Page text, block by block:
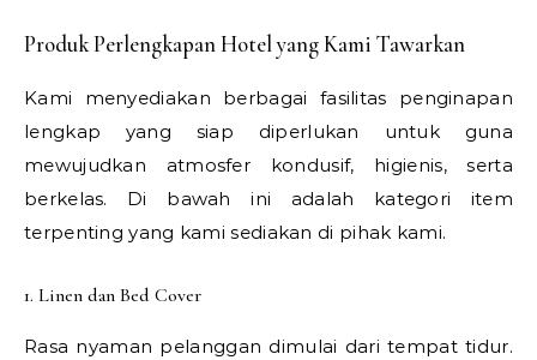
Produk Perlengkapan Hotel yang Kami Tawarkan
Kami menyediakan berbagai fasilitas penginapan
lengkap yang siap diperlukan untuk guna
mewujudkan atmosfer kondusif, higienis, serta
berkelas. Di bawah ini adalah kategori item
terpenting yang kami sediakan di pihak kami.
1. Linen dan Bed Cover
Rasa nyaman pelanggan dimulai dari tempat tidur.